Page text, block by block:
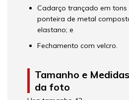
Cadarço trançado em tons
ponteira de metal
elastano; e
Fechamento com velcro.
Tamanho e
da foto